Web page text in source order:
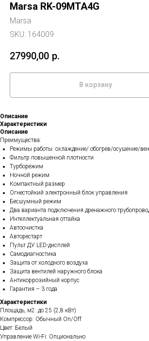
Marsa RK-09MTA4G
Marsa
SKU: 164009
27990,00 р.
В корзину
Описание
Характеристики
Описание
Преимущества:
Режимы работы: охлаждение/ обогрев/осушение/
Фильтр повышенной плотности
Турборежим
Ночной режим
Компактный размер
Огнестойкий электронный блок управления
Бесшумный режим
Два варианта подключения дренажного
Интеллектуальная оттайка
Автоочистка
Авторестарт
Пульт ДУ LED-дисплей
Самодиагностика
Защита от холодного воздуха
Защита вентилей наружного блока
Антикоррозийный корпус
Гарантия – 3 года
Характеристики
Площадь, м2: до 25 (2,8 кВт)
Компрессор: Обычный On/Off
Цвет: Белый
Управление Wi-Fi: Опционально